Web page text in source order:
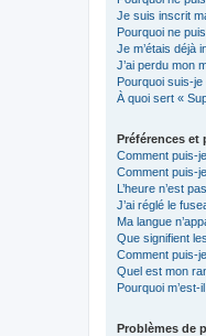
Je suis inscrit
Pourquoi ne
Je m’étais déjà
J’ai perdu mon
Pourquoi suis-
À quoi sert «
Préférences et
Comment puis-
Comment puis-
L’heure n’est
J’ai réglé le
Ma langue
Que signifient
Comment puis-
Quel est mon
Pourquoi
Problèmes de